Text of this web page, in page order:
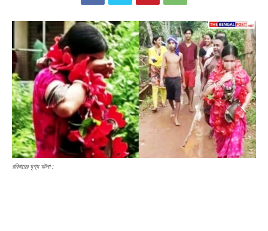
রবিবারের ঘৃণ্য ঘটনা :